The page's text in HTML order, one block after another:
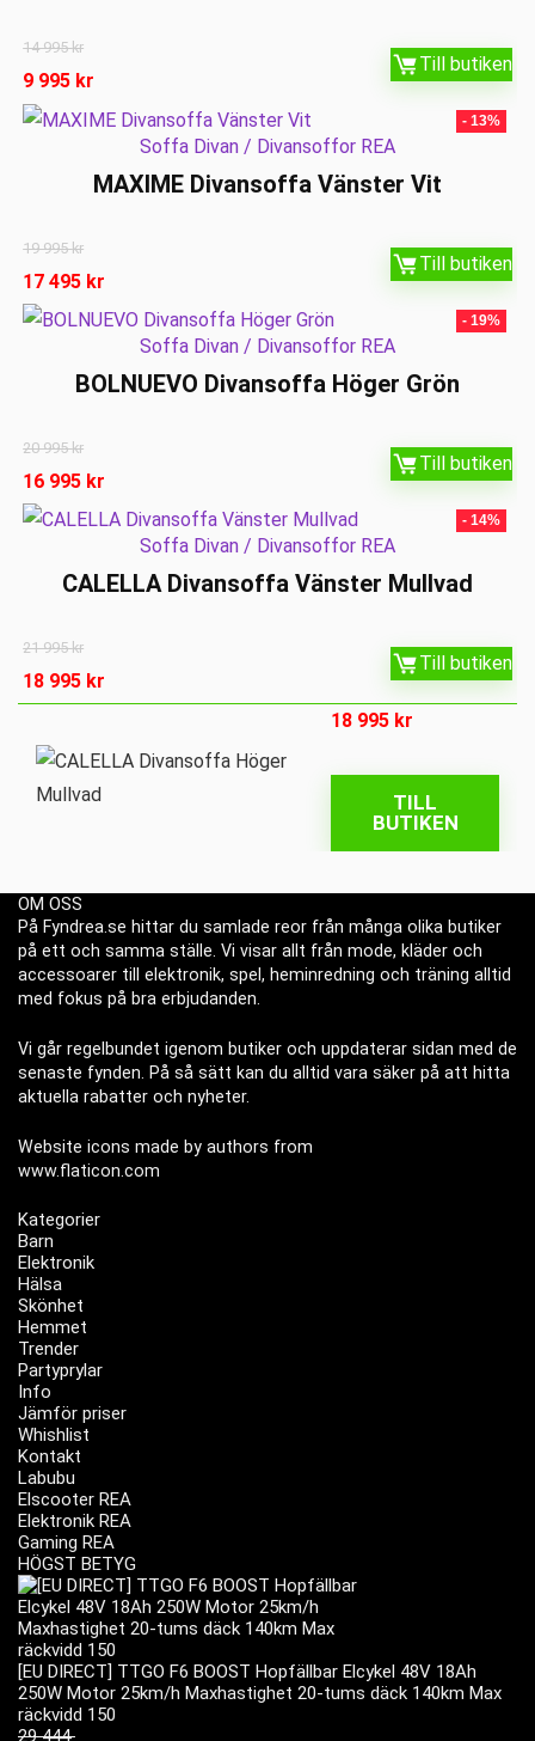
14 995kr
9 995 kr
Till butiken
- 13%
Soffa Divan / Divansoffor REA
MAXIME Divansoffa Vänster Vit
19 995kr
17 495 kr
Till butiken
- 19%
Soffa Divan / Divansoffor REA
BOLNUEVO Divansoffa Höger Grön
20 995kr
16 995 kr
Till butiken
- 14%
Soffa Divan / Divansoffor REA
CALELLA Divansoffa Vänster Mullvad
21 995kr
18 995 kr
Till butiken
18 995 kr
TILL
BUTIKEN
OM OSS
På Fyndrea.se hittar du samlade reor från många olika butiker
på ett och samma ställe. Vi visar allt från mode, kläder och
accessoarer till elektronik, spel, heminredning och träning alltid
med fokus på bra erbjudanden.
Vi går regelbundet igenom butiker och uppdaterar sidan med de
senaste fynden. På så sätt kan du alltid vara säker på att hitta
aktuella rabatter och nyheter.
Website icons made by authors from
www.flaticon.com
Kategorier
Barn
Elektronik
Hälsa
Skönhet
Hemmet
Trender
Partyprylar
Info
Jämför priser
Whishlist
Kontakt
Labubu
Elscooter REA
Elektronik REA
Gaming REA
HÖGST BETYG
[EU DIRECT] TTGO F6 BOOST Hopfällbar Elcykel 48V 18Ah
250W Motor 25km/h Maxhastighet 20-tums däck 140km Max
räckvidd 150
29 444